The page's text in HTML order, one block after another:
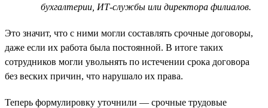
бухгалтерии, ИТ-службы или директора филиалов.
Это значит, что с ними могли составлять срочные договоры,
даже если их работа была постоянной. В итоге таких
сотрудников могли увольнять по истечении срока договора
без веских причин, что нарушало их права.
Теперь формулировку уточнили — срочные трудовые